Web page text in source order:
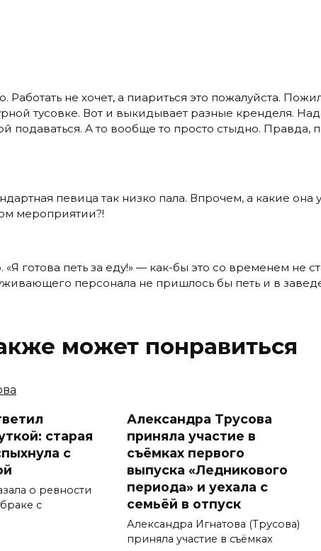
не хочет, а пиариться это пожалуйста.
тусовке. Вот и выкидывает разные кренделя.
подаваться. А то вообще то просто стыдно. Правда,
певица так низко пала. Впрочем, а какие
мероприятии?!
готова петь за еду!» — как-бы это со временем не
персонала не пришлось бы петь и в
может понравиться
старая
с
о ревности
с
Александра Трусова
приняла участие в
съёмках первого
выпуска «Ледникового
периода» и уехала с
семьёй в отпуск
Александра Игнатова (Трусова)
приняла участие в съёмках